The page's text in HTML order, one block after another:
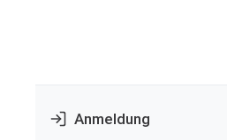
Anmeldung